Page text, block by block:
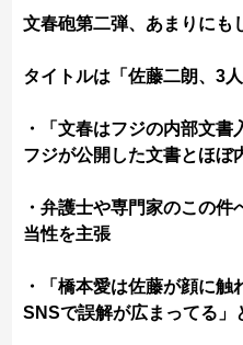
文春砲第二弾、あまりにも
タイトルは「佐藤二朗、3
・「文春はフジの内部文書
フジが公開した文書とほぼ
・弁護士や専門家のこの
当性を主張
・「橋本愛は佐藤が顔に触
SNSで誤解が広まってる」